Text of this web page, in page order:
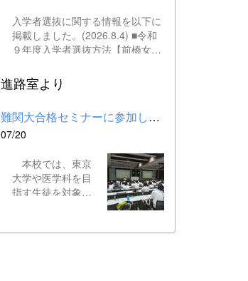
入学者選抜に関する情報を以下に
掲載しました。(2026.8.4) ■令和
９年度入学者選抜方法【前橋女子
委員会webサイト 高校入試に関
するページはこちら
進路室より
難関大合格セミナーに参加しました
07/20
本校では、東京
大学や医学科を目
指す生徒を対象
格セミナーを行っ